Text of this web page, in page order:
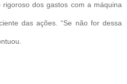
dos gastos com a máquina
das ações. “Se não for dessa